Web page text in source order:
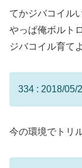
てかジバコイル
やっぱ俺ボルト
ジバコイル育て
334 : 2018/05/
今の環境でトリ